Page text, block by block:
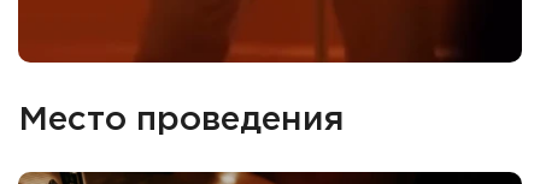
Место проведения